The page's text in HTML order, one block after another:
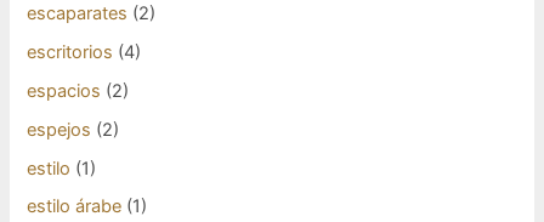
escaparates (2)
escritorios (4)
espacios (2)
espejos (2)
estilo (1)
estilo árabe (1)